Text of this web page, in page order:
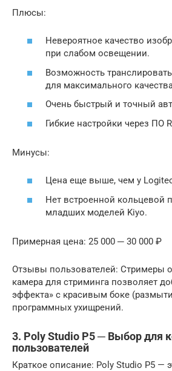
Плюсы:
Невероятное качество
при слабом освещении.
Возможность
для максимального
Очень быстрый и точный
Гибкие настройки через ПО
Минусы:
Цена еще выше, чем у
Нет встроенной кольцевой
младших моделей Kiyo.
Примерная цена: 25 000 ─ 30 000 ₽
Отзывы пользователей: Стримеры
камера для стриминга позволяет
эффекта» с красивым боке
программных ухищрений.
3. Poly Studio P5 ─ Выбор для
пользователей
Краткое описание: Poly Studio P5 —